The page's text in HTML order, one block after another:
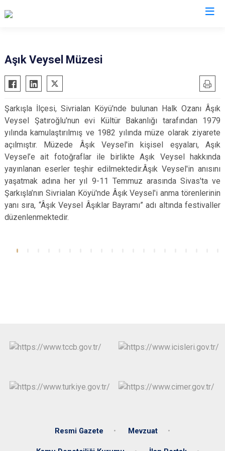
Akıncılar
Altınyayla
Divriği
Doğanşar
Gemerek
Gölova
Gürün
Hafik
Koyulhisar
Şarkışla
Suşehri
Ulaş
Yıldızeli
Zara
Aşık Veysel Müzesi
Şarkışla İlçesi, Sivrialan Köyü'nde bulunan Halk Ozanı Âşık
Veysel Şatıroğlu'nun evi Kültür Bakanlığı tarafından 1979
yılında kamulaştırılmış ve 1982 yılında müze olarak ziyarete
açılmıştır. Müzede Âşık Veysel'in kişisel eşyaları, Aşık
Veysel’e ait fotoğraflar ile birlikte Aşık Veysel hakkında
yayınlanan eserler teşhir edilmektedir.Âşık Veysel'in anısını
yaşatmak adına her yıl 9-11 Temmuz arasında Sivas'ta ve
Şarkışla’nın Sivrialan Köyü'nde Âşık Veysel'i anma törenlerinin
yanı sıra, “Âşık Veysel Âşıklar Bayramı” adı altında festivaller
düzenlenmektedir.
Resmi Gazete Mevzuat